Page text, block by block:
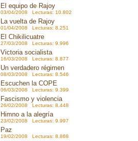
El equipo de Rajoy
03/04/2008 Lecturas: 10.802
La vuelta de Rajoy
01/04/2008 Lecturas: 8.251
El Chikilicuatre
27/03/2008 Lecturas: 9.996
Victoria socialista
16/03/2008 Lecturas: 8.877
Un verdadero régimen
08/03/2008 Lecturas: 8.546
Escuchen la COPE
06/03/2008 Lecturas: 9.399
Fascismo y violencia
26/02/2008 Lecturas: 8.448
Himno a la alegría
23/02/2008 Lecturas: 9.997
Paz
19/02/2008 Lecturas: 8.868